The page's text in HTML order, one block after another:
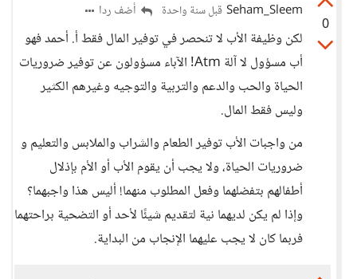
0
Seham_Sleem قبل سنة واحدة أضف ردا
لكن وظيفة الأب لا تنحصر في توفير المال فقط أ. أحمد فهو
أب مسؤول لا آلة Atm! الآباء مسؤولون عن توفير ضروريات
الحياة والحب والدعم والتربية والتوجيه وغيرهم الكثير
وليس فقط المال.
من واجبات الأب توفير الطعام والشراب والملابس والتعليم و
ضروريات الحياة، ولا يجب أن يقوم الأب أو الأم بإذلال
أطفالهم بتفضلهما وفعل المطلوب منهما! أليس هذا واجبهما؟
وإذا لم يكن لديهما نية لتقديم شيئًا لأحد أو التضحية براحتهما
فربما كان لا يجب عليهما الإنجاب من البداية.